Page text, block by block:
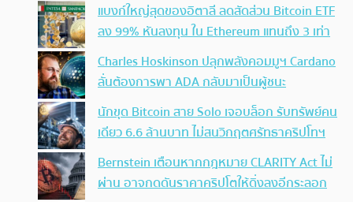
แบงก์ใหญ่สุดของอิตาลี ลดสัดส่วน Bitcoin ETF
ลง 99% หันลงทุน ใน Ethereum แทนถึง 3 เท่า
Charles Hoskinson ปลุกพลังคอมมูฯ Cardano
ลั่นต้องการพา ADA กลับมาเป็นผู้ชนะ
นักขุด Bitcoin สาย Solo เจอบล็อก รับทรัพย์คน
เดียว 6.6 ล้านบาท ไม่สนวิกฤตศรัทธาคริปโทฯ
Bernstein เตือนหากกฎหมาย CLARITY Act ไม่
ผ่าน อาจกดดันราคาคริปโตให้ดิ่งลงอีกระลอก